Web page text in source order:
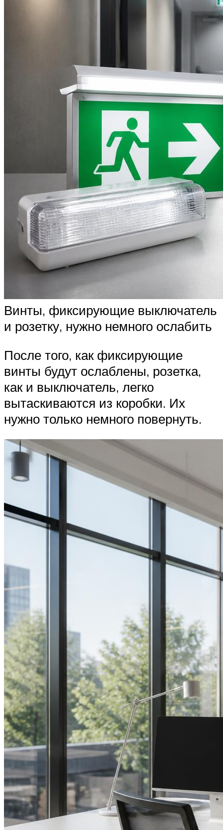
Винты, фиксирующие выключатель
и розетку, нужно немного ослабить
После того, как фиксирующие
винты будут ослаблены, розетка,
как и выключатель, легко
вытаскиваются из коробки. Их
нужно только немного повернуть.